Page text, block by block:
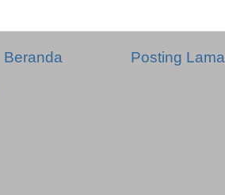
Posting Lama
Beranda